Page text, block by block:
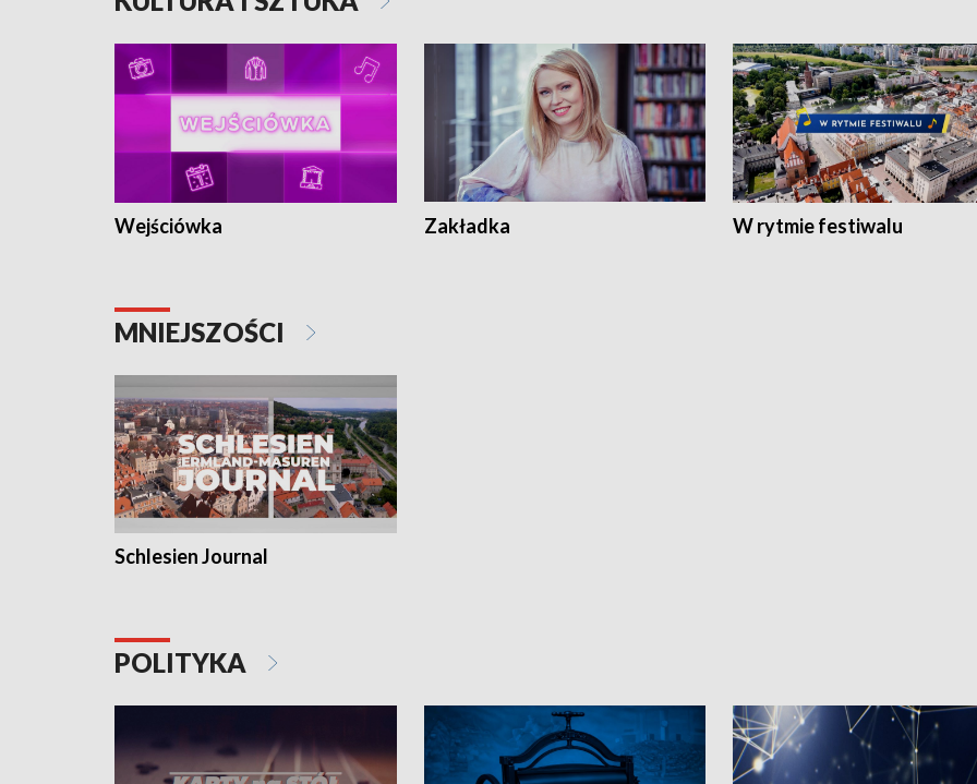
Wejściówka Zakładka W rytmie festiwalu
MNIEJSZOŚCI
Schlesien Journal
POLITYKA